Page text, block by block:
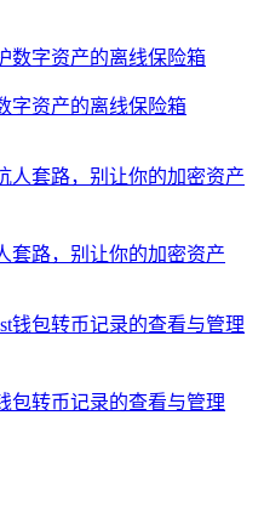
字资产的离线保险箱
套路，别让你的加密资产
包转币记录的查看与管理